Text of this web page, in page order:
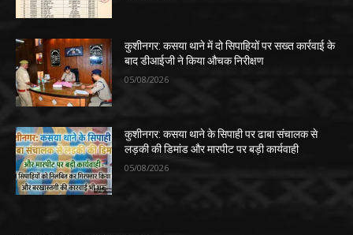
कुशीनगर: कसया थाने में दो सिपाहियों पर सख्त कार्रवाई के
बाद डीआईजी ने किया औचक निरीक्षण
05/08/2026
कुशीनगर: कसया थाने के सिपाही पर ढाबा संचालक से
लड़की की डिमांड और मारपीट पर बड़ी कार्यवाही
05/08/2026